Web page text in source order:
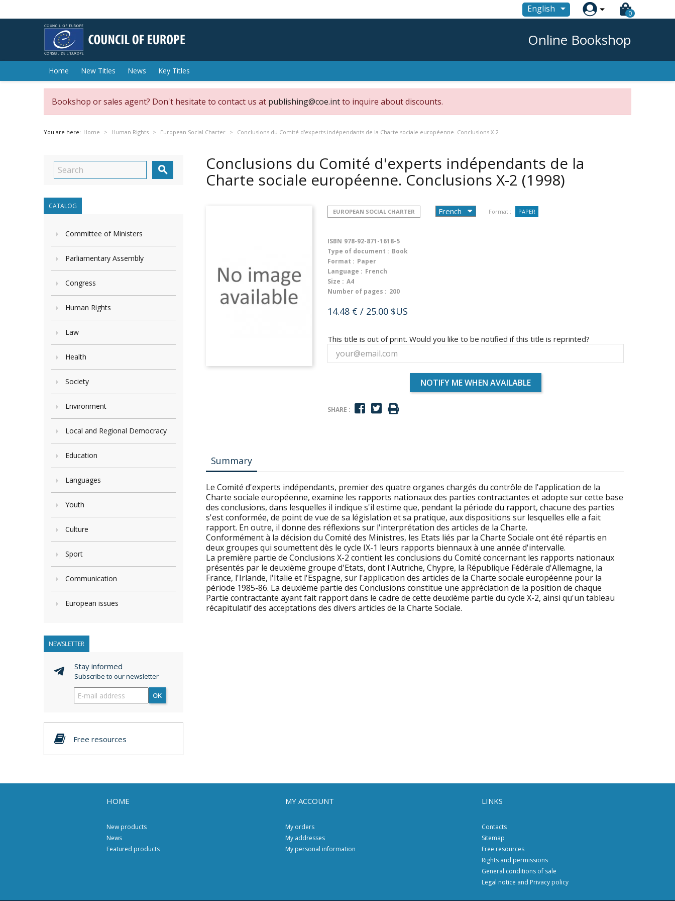
English  0
Online Bookshop
Home New Titles News Key Titles
Bookshop or sales agent? Don't hesitate to contact us at publishing@coe.intto inquire about discounts.
You are here: Home Human Rights European Social Charter Conclusions du Comité d'experts indépendants de la Charte sociale européenne. Conclusions X-2

CATALOG
Committee of Ministers
Parliamentary Assembly
Congress
Human Rights
Law
Health
Society
Environment
Local and Regional Democracy
Education
Languages
Youth
Culture
Sport
Communication
European issues
NEWSLETTER
Stay informed
Subscribe to our newsletter
OK
Free resources
Conclusions du Comité d'experts indépendants de la
Charte sociale européenne. Conclusions X-2 (1998)
EUROPEAN SOCIAL CHARTER Format : PAPER
ISBN 978-92-871-1618-5
Type of document : Book
Format : Paper
Language : French
Size : A4
Number of pages : 200
14.48 € / 25.00 $US
This title is out of print. Would you like to be notified if this title is reprinted?
NOTIFY ME WHEN AVAILABLE
SHARE :
Summary
Le Comité d'experts indépendants, premier des quatre organes chargés du contrôle de l'application de la
Charte sociale européenne, examine les rapports nationaux des parties contractantes et adopte sur cette base
des conclusions, dans lesquelles il indique s'il estime que, pendant la période du rapport, chacune des parties
s'est conformée, de point de vue de sa législation et sa pratique, aux dispositions sur lesquelles elle a fait
rapport. En outre, il donne des réflexions sur l'interprétation des articles de la Charte.
Conformément à la décision du Comité des Ministres, les Etats liés par la Charte Sociale ont été répartis en
deux groupes qui soumettent dès le cycle IX-1 leurs rapports biennaux à une année d'intervalle.
La première partie de Conclusions X-2 contient les conclusions du Comité concernant les rapports nationaux
présentés par le deuxième groupe d'Etats, dont l'Autriche, Chypre, la République Fédérale d'Allemagne, la
France, l'Irlande, l'Italie et l'Espagne, sur l'application des articles de la Charte sociale européenne pour la
période 1985-86. La deuxième partie des Conclusions constitue une appréciation de la position de chaque
Partie contractante ayant fait rapport dans le cadre de cette deuxième partie du cycle X-2, ainsi qu'un tableau
récapitulatif des acceptations des divers articles de la Charte Sociale.
HOME
New products
News
Featured products
MY ACCOUNT
My orders
My addresses
My personal information
LINKS
Contacts
Sitemap
Free resources
Rights and permissions
General conditions of sale
Legal notice and Privacy policy